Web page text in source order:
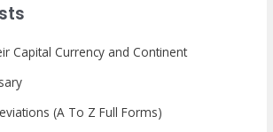
Capital Currency and Continent
(A To Z Full Forms)